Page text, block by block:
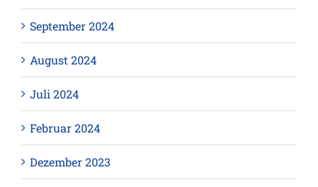
September 2024
August 2024
Juli 2024
Februar 2024
Dezember 2023